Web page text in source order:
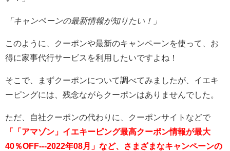
「キャンペーンの最新情報が知りたい！」
このように、クーポンや最新のキャンペーンを使って、お
得に家事代行サービスを利用したいですよね！
そこで、まずクーポンについて調べてみましたが、イエキ
ーピングには、残念ながらクーポンはありませんでした。
ただ、自社クーポンの代わりに、クーポンサイトなどで
「「アマゾン」イエキーピング最高クーポン情報が最大
40％OFF---2022年08月」など、さまざまなキャンペーンの